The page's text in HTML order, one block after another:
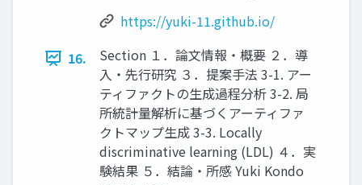
https://yuki-11.github.io/
16.
Section １．論文情報・概要 ２．導
入・先行研究 ３．提案手法 3-1. アー
ティファクトの生成過程分析 3-2. 局
所統計量解析に基づくアーティファ
クトマップ生成 3-3. Locally
discriminative learning (LDL) ４．実
験結果 ５．結論・所感 Yuki Kondo